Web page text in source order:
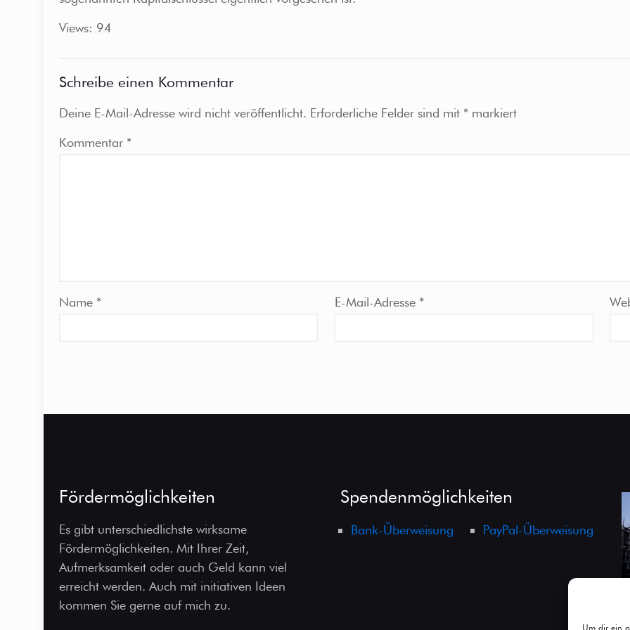
Um dir ein
Views: 94
Schreibe einen Kommentar
Deine E-Mail-Adresse wird nicht veröffentlicht. Erforderliche Felder sind mit * markiert
Kommentar *
Name * E-Mail-Adresse *
Fördermöglichkeiten
Es gibt unterschiedlichste wirksame
Fördermöglichkeiten. Mit Ihrer Zeit,
Aufmerksamkeit oder auch Geld kann viel
erreicht werden. Auch mit initiativen Ideen
kommen Sie gerne auf mich zu.
Spendenmöglichkeiten
Bank-Überweisung PayPal-Überweisung